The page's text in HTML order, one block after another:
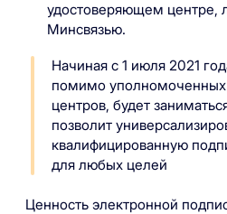
удостоверяющем центре,
Минсвязью.
Начиная с 1 июля 2021
помимо
центров, будет
позволит
квалифицированную
для любых целей
Ценность электронной